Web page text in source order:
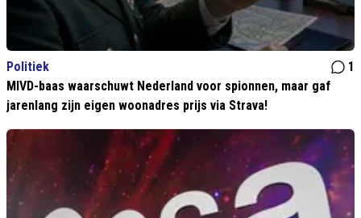
Politiek
1
MIVD-baas waarschuwt Nederland voor spionnen, maar gaf
jarenlang zijn eigen woonadres prijs via Strava!